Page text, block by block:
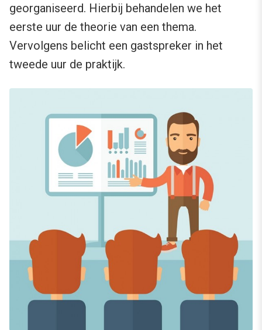
georganiseerd. Hierbij behandelen we het
eerste uur de theorie van een thema.
Vervolgens belicht een gastspreker in het
tweede uur de praktijk.